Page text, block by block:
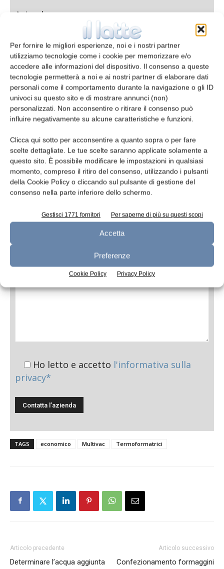
Per fornire le migliori esperienze, noi e i nostri partner
utilizziamo tecnologie come i cookie per memorizzare e/o
accedere alle informazioni del dispositivo. Il consenso a queste
tecnologie permetterà a noi e ai nostri partner di elaborare dati
personali come il comportamento durante la navigazione o gli ID
univoci su questo sito e di mostrare annunci (non)
personalizzati. Non acconsentire o ritirare il consenso può
influire negativamente su alcune caratteristiche e funzioni.
Clicca qui sotto per acconsentire a quanto sopra o per fare
scelte dettagliate. Le tue scelte saranno applicate solamente a
questo sito. È possibile modificare le impostazioni in qualsiasi
momento, compreso il ritiro del consenso, utilizzando i pulsanti
della Cookie Policy o cliccando sul pulsante di gestione del
consenso nella parte inferiore dello schermo.
Gestisci 1771 fornitori Per saperne di più su questi scopi
Accetta
Preferenze
Cookie Policy Privacy Policy
Azienda
E-mail*
Telefono
Oggetto
Ho letto e accetto l'informativa sulla
privacy*
TAGS economico Multivac Termoformatrici
Articolo precedente
Determinare l’acqua aggiunta
Articolo successivo
Confezionamento formaggini